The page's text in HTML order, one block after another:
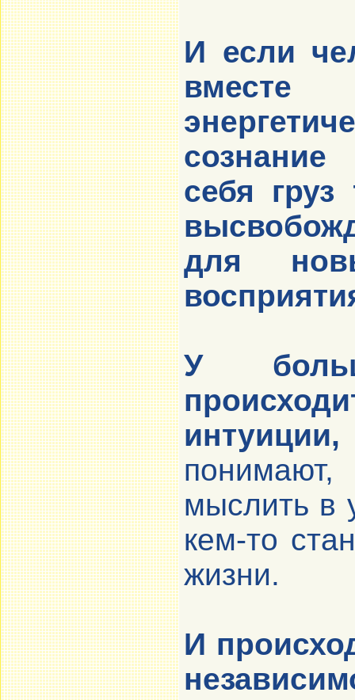
И если
себя
для
У
интуиции,
мыслить в
кем-то
жизни.
И